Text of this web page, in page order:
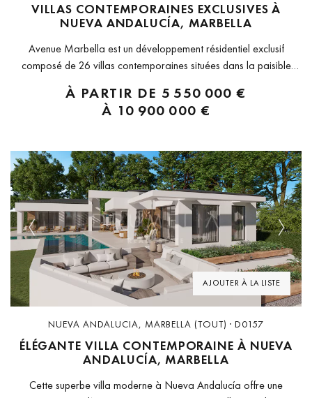
VILLAS CONTEMPORAINES EXCLUSIVES À
NUEVA ANDALUCÍA, MARBELLA
Avenue Marbella est un développement résidentiel exclusif
composé de 26 villas contemporaines situées dans la paisible
communauté fermée de Nueva Andalucía. Le projet comprend
trois types distincts de villas conçues par des architectes et
décorateurs d’intérieur de renom, chacune offrant...
À PARTIR DE 5 550 000 €
À 10 900 000 €
AJOUTER À LA LISTE
Previous Next
NUEVA ANDALUCIA, MARBELLA (TOUT) · D0157
ÉLÉGANTE VILLA CONTEMPORAINE À NUEVA
ANDALUCÍA, MARBELLA
Cette superbe villa moderne à Nueva Andalucía offre une